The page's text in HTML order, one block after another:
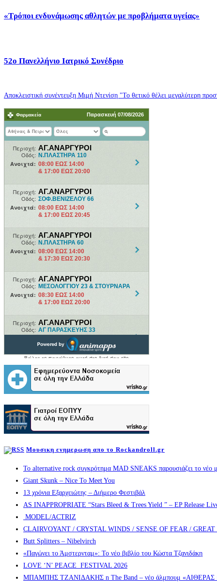
«Τρόποι ενδυνάμωσης αθλητών με προβλήματα υγείας»
52o Πανελλήνιο Ιατρικό Συνέδριο
Αποκλειστική συνέντευξη Μιμή Ντενίση "Το θετικό θέλει μεγαλύτερη
Μουσικη ενημερωση απο το Rockandroll.gr
Το alternative rock συγκρότημα MAD SNEAKS παρουσιάζει το νέο
Giant Skunk – Nice To Meet You
13 χρόνια Εξαρχειώτης – Διήμερο Φεστιβάλ
AS INAPPROPRIATE “Stars Bleed & Trees Yield ” – EP Release
MODEL/ACTRIZ
CLAIRVOYANT / CRYSTAL WINDS / SENSE OF FEAR /
Butt Splitters – Nibelvirch
«Παγώνει το Άμστερνταμ»: Το νέο βιβλίο του Κώστα Τζανιδάκη
LOVE ‘N’ PEACE FESTIVAL 2026
ΜΠΑΜΠΗΣ ΤΖΑΝΙΔΑΚΗΣ n The Band – νέο άλμπουμ «ΑΙΘΕΡΑΣ »